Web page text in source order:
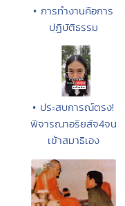
• การทำงานคือการ
ปฺฏิบัติธรรม
• ประสบการณ์ตรง!
พิจารณาอริยสัจ4จน
เข้าสมาธิเอง